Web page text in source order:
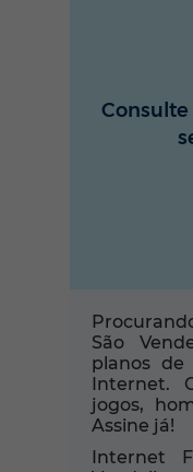
São
planos
Internet.
jogos,
Assine já!
Internet